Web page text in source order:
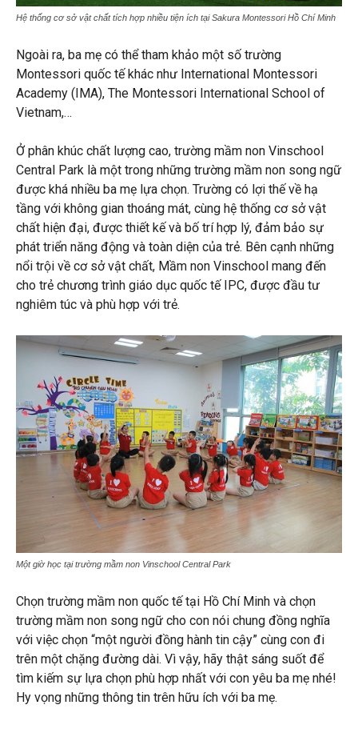
Hệ thống cơ sở vật chất tích hợp nhiều tiện ích tại Sakura Montessori Hồ Chí Minh
Ngoài ra, ba mẹ có thể tham khảo một số trường
Montessori quốc tế khác như International Montessori
Academy (IMA), The Montessori International School of
Vietnam,…
Ở phân khúc chất lượng cao, trường mầm non Vinschool
Central Park là một trong những trường mầm non song ngữ
được khá nhiều ba mẹ lựa chọn. Trường có lợi thế về hạ
tầng với không gian thoáng mát, cùng hệ thống cơ sở vật
chất hiện đại, được thiết kế và bố trí hợp lý, đảm bảo sự
phát triển năng động và toàn diện của trẻ. Bên cạnh những
nổi trội về cơ sở vật chất, Mầm non Vinschool mang đến
cho trẻ chương trình giáo dục quốc tế IPC, được đầu tư
nghiêm túc và phù hợp với trẻ.
Một giờ học tại trường mầm non Vinschool Central Park
Chọn trường mầm non quốc tế tại Hồ Chí Minh và chọn
trường mầm non song ngữ cho con nói chung đồng nghĩa
với việc chọn “một người đồng hành tin cậy” cùng con đi
trên một chặng đường dài. Vì vậy, hãy thật sáng suốt để
tìm kiếm sự lựa chọn phù hợp nhất với con yêu ba mẹ nhé!
Hy vọng những thông tin trên hữu ích với ba mẹ.